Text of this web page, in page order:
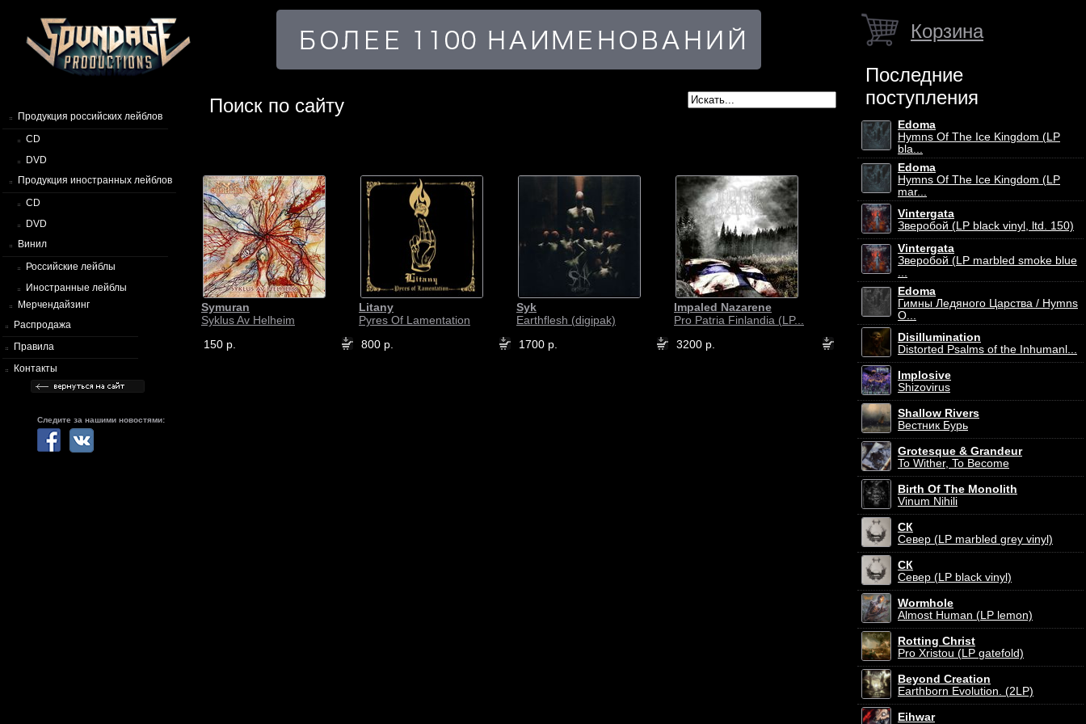
Продукция российских лейблов
CD
DVD
Продукция иностранных лейблов
CD
DVD
Винил
Российские лейблы
Иностранные лейблы
Мерчендайзинг
Распродажа
Правила
Контакты
Следите за нашими новостями:
Поиск по сайту
Symuran
Syklus Av Helheim
150 р.
Litany
Pyres Of Lamentation
800 р.
Syk
Earthflesh (digipak)
1700 р.
Impaled Nazarene
Pro Patria Finlandia (LP...
3200 р.
Корзина
Последние
поступления
Edoma
Hymns Of The Ice Kingdom (LP
bla...
Edoma
Hymns Of The Ice Kingdom (LP
mar...
Vintergata
Зверобой (LP black vinyl, ltd. 150)
Vintergata
Зверобой (LP marbled smoke blue
...
Edoma
Гимны Ледяного Царства / Hymns
O...
Disillumination
Distorted Psalms of the Inhumanl...
Implosive
Shizovirus
Shallow Rivers
Вестник Бурь
Grotesque & Grandeur
To Wither, To Become
Birth Of The Monolith
Vinum Nihili
СК
Север (LP marbled grey vinyl)
СК
Север (LP black vinyl)
Wormhole
Almost Human (LP lemon)
Rotting Christ
Pro Xristou (LP gatefold)
Beyond Creation
Earthborn Evolution. (2LP)
Eihwar